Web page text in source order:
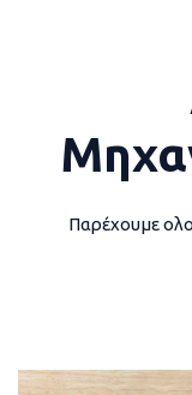
Παρέχουμε